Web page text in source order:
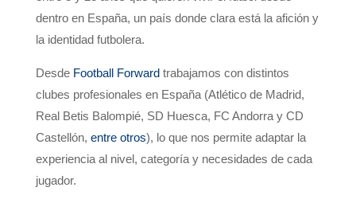
dentro en España, un país donde clara está la afición y
la identidad futbolera.
Desde Football Forwardtrabajamos con distintos
clubes profesionales en España (Atlético de Madrid,
Real Betis Balompié, SD Huesca, FC Andorra y CD
Castellón, entre otros), lo que nos permite adaptar la
experiencia al nivel, categoría y necesidades de cada
jugador.